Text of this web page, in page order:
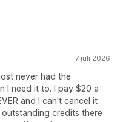
7 juli 2026
never had the
I need it to. I pay $20 a
and I can't cancel it
credits there